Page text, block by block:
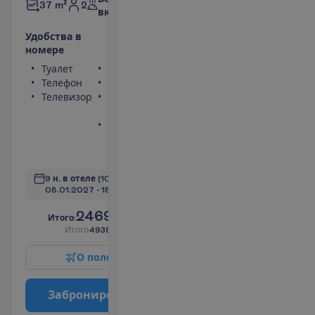
37 m² 2
включено
Удобства в
номере
Туалет
Телефон
Телевизор
9 н. в отеле (10 н. всего)
08.01.2027 - 18.01.2027
Итого:2469.00
Итого4938.00
О поле
Заброниро